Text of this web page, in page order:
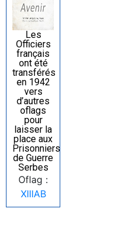
Les
Officiers
français
ont été
transférés
en 1942
vers
d’autres
oflags
pour
laisser la
place aux
Prisonniers
de Guerre
Serbes
Oflag :
XIIIAB